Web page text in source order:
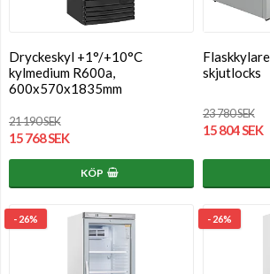
Dryckeskyl +1°/+10°C
kylmedium R600a,
600x570x1835mm
21 190 SEK
15 768 SEK
KÖP
skjutlocks
23 780 SEK
15 804 SEK
- 26% - 26%